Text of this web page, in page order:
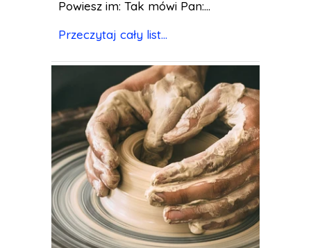
Powiesz im: Tak mówi Pan:...
Przeczytaj cały list...